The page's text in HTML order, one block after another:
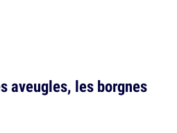
aveugles, les borgnes